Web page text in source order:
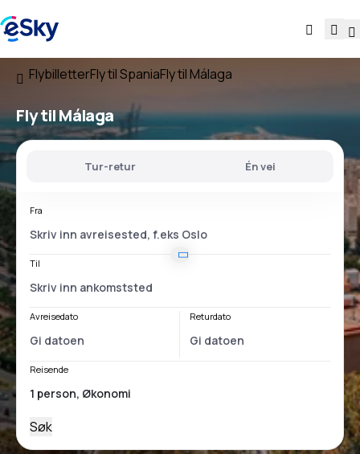
FlybilletterFly til SpaniaFly til Málaga
Fly til Málaga
Tur-retur Én vei
Fra
Til
Avreisedato Returdato
Reisende
Søk